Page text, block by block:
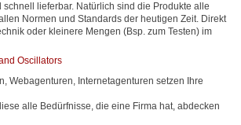
lieferbar. Natürlich sind die Produkte alle
Normen und Standards der heutigen Zeit. Direkt
oder kleinere Mengen (Bsp. zum Testen) im
Oscillators
Webagenturen, Internetagenturen setzen Ihre
alle Bedürfnisse, die eine Firma hat, abdecken